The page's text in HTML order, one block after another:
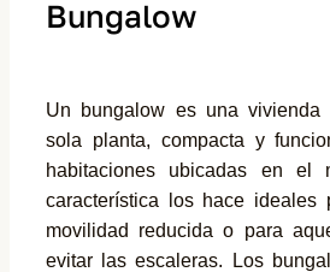
Bungalow
Un bungalow es una vivienda
sola planta, compacta y
habitaciones ubicadas en el
característica los hace ideales
movilidad reducida o para
evitar las escaleras. Los